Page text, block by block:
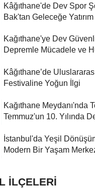
Kâğıthane'de Dev Spor
Bak'tan Geleceğe
Kağıthane'ye Dev
Depremle Mücadele ve
Kâğıthane’de
Festivaline Yoğun İlgi
Kağıthane Meydanı'nda
Temmuz'un 10. Yılında
İstanbul'da Yeşil
Modern Bir Yaşam
İLÇELERI